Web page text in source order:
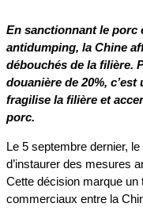
En sanctionnant le porc
antidumping, la Chine
débouchés de la filière.
douanière de 20%,
fragilise la filière et
porc.
Le 5 septembre dernier,
d’instaurer des mesures
Cette décision marque un
commerciaux entre la